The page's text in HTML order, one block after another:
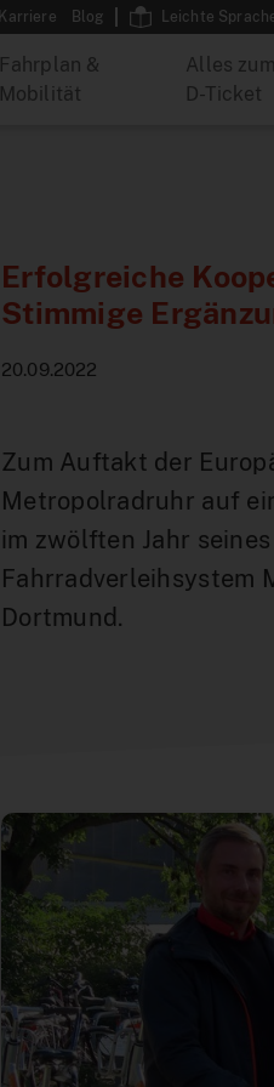
Fahrplan &
Mobilität
Alles zum
D-Ticket
Karriere Blog Leichte
Erfolgreiche
Stimmige
20.09.2022
Zum Auftakt der
Metropolradruhr auf
im zwölften Jahr
Fahrradverleihsystem
Dortmund.